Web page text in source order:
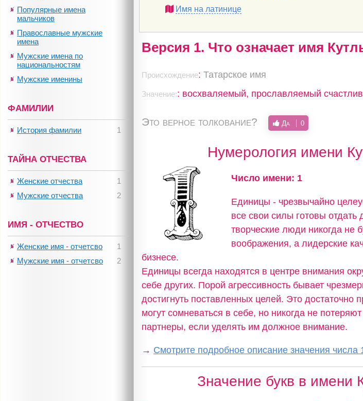
Имя на латинице
Версия 1. Что означает имя
Происхождение:Татарское имя
Значение:: восхваляемый, прославляемый
Это верное толкование? Да 0
Нумерология имени
Число имени: 1
Единицы - чрезвычайно
все свои силы готовы
творческие люди никогда не
воображения, а лидерские
бизнесе.
Единицы всегда находятся в центре внимания
себе других. Порой агрессивность бывает
достигнуть поставленных целей. Это достаточно
могут сомневаться в себе, но никогда не
партнеры, если уделять им должное внимание.
→ Смотрите подробное описание значения числа
Значение букв в имени
Популярные имена
мальчиков
Православные мужские
имена
Мужские имена по
национальностям
Мужские именины
ФАМИЛИИ
1
История фамилии
ТАЙНА ОТЧЕСТВА
1
Женские отчества
2
Мужские отчества
ИМЯ - ОТЧЕСТВО
1
Женские имя - отчетсво
2
Мужские имя - отчетсво